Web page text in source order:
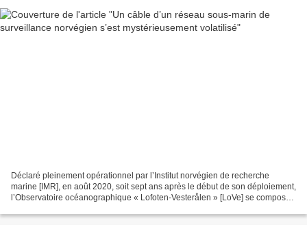
Déclaré pleinement opérationnel par l’Institut norvégien de recherche
marine [IMR], en août 2020, soit sept ans après le début de son déploiement,
l’Observatoire océanographique « Lofoten-Vesterålen » [LoVe] se compose